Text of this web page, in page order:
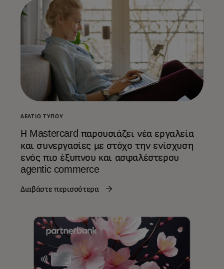
ΔΕΛΤΊΟ ΤΎΠΟΥ
Η Mastercard παρουσιάζει νέα εργαλεία
και συνεργασίες με στόχο την ενίσχυση
ενός πιο έξυπνου και ασφαλέστερου
agentic commerce
Διαβάστε περισσότερα